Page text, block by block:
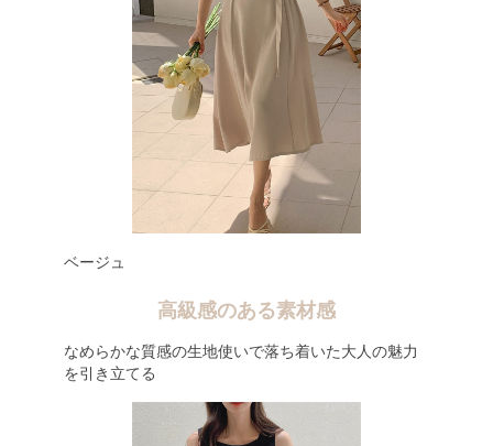
ベージュ
高級感のある素材感
なめらかな質感の生地使いで落ち着いた大人の魅力
を引き立てる